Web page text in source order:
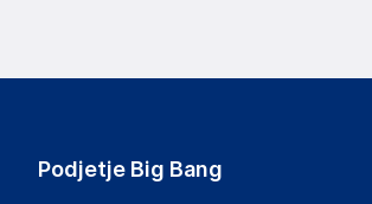
Podjetje Big Bang